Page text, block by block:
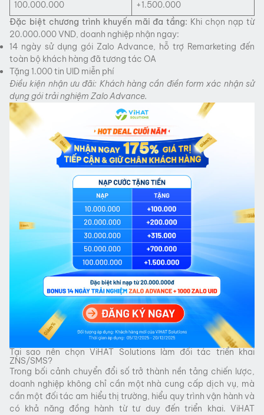
100.000.000
+1.500.000
Đặc biệt chương trình khuyến mãi đa tầng: Khi chọn nạp từ
20.000.000 VND, doanh nghiệp nhận ngay:
14 ngày sử dụng gói Zalo Advance, hỗ trợ Remarketing đến
toàn bộ khách hàng đã tương tác OA
Tặng 1.000 tin UID miễn phí
Điều kiện nhận ưu đãi: Khách hàng cần điền form xác nhận sử
dụng gói trải nghiệm Zalo Advance.
Tại sao nên chọn ViHAT Solutions làm đối tác triển khai
ZNS/SMS?
Trong bối cảnh chuyển đổi số trở thành nền tảng chiến lược,
doanh nghiệp không chỉ cần một nhà cung cấp dịch vụ, mà
cần một đối tác am hiểu thị trường, hiểu quy trình vận hành và
có khả năng đồng hành từ tư duy đến triển khai. ViHAT